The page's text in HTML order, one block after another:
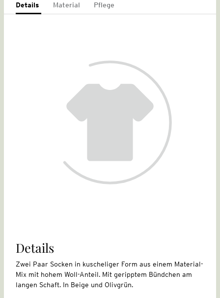
Details Material Pflege
Details
Zwei Paar Socken in kuscheliger Form aus einem Material-
Mix mit hohem Woll-Anteil. Mit geripptem Bündchen am
langen Schaft. In Beige und Olivgrün.